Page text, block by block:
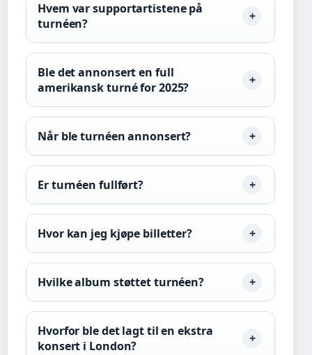
Hvem var supportartistene på
turnéen?
Ble det annonsert en full
amerikansk turné for 2025?
Når ble turnéen annonsert?
Er turnéen fullført?
Hvor kan jeg kjøpe billetter?
Hvilke album støttet turnéen?
Hvorfor ble det lagt til en ekstra
konsert i London?